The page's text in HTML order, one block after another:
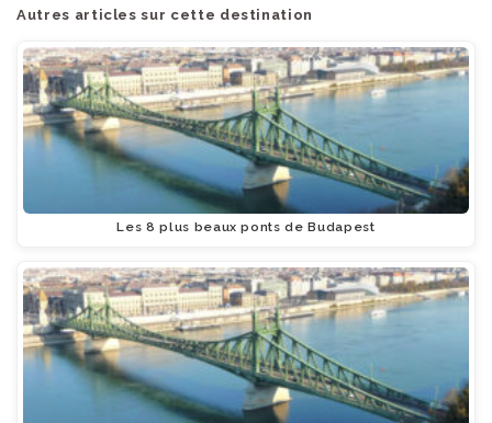
Autres articles sur cette destination
Les 8 plus beaux ponts de Budapest